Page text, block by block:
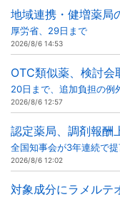
地域連携・健増薬局
厚労省、29日まで
2026/8/6 14:53
OTC類似薬、検討会
20日まで、追加負担の例
2026/8/6 12:57
認定薬局、調剤報酬
全国知事会が3年連続で
2026/8/6 12:02
対象成分にラメルテ